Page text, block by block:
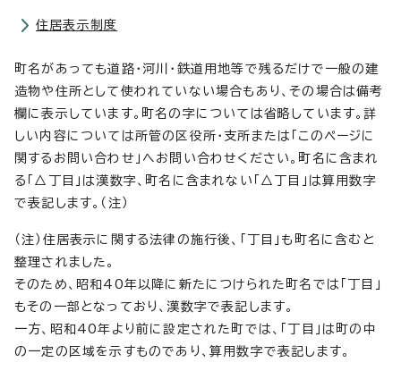
住居表示制度
町名があっても道路・河川・鉄道用地等で残るだけで一般の建
造物や住所として使われていない場合もあり、その場合は備考
欄に表示しています。町名の字については省略しています。詳
しい内容については所管の区役所・支所または「このページに
関するお問い合わせ」へお問い合わせください。町名に含まれ
る「△丁目」は漢数字、町名に含まれない「△丁目」は算用数字
で表記します。（注）
（注）住居表示に関する法律の施行後、「丁目」も町名に含むと
整理されました。
そのため、昭和40年以降に新たにつけられた町名では「丁目」
もその一部となっており、漢数字で表記します。
一方、昭和40年より前に設定された町では、「丁目」は町の中
の一定の区域を示すものであり、算用数字で表記します。